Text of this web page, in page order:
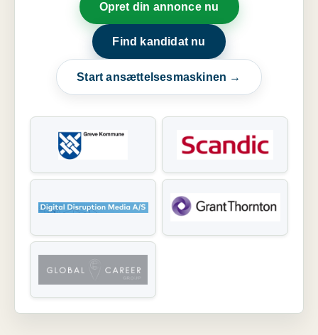
Opret din annonce nu
Find kandidat nu
Start ansættelsesmaskinen →